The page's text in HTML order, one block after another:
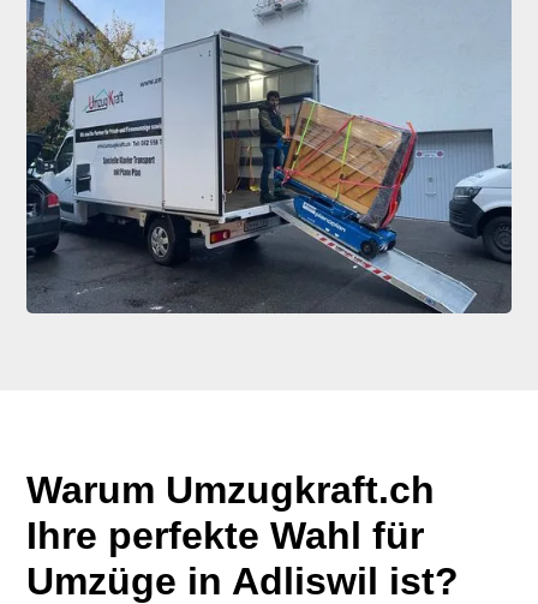
Warum Umzugkraft.ch
Ihre perfekte Wahl für
Umzüge in Adliswil ist?